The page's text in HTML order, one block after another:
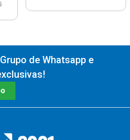
de Whatsapp e